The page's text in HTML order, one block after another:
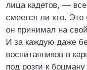
лица кадетов, —
смеется ли кто. Это
он принимал на
И за каждую даже
воспитанников в
под розги к